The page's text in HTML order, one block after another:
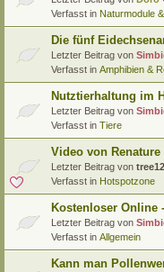
Verfasst in Naturmodule
Die fünf
Letzter Beitrag von
Verfasst in Amphibien &
Nutztierhaltung im
Letzter Beitrag von
Verfasst in Tiere
Video von
Letzter Beitrag von tree12
Verfasst in Hotspotzone
Kostenloser Online
Letzter Beitrag von
Verfasst in Allgemein
Kann man